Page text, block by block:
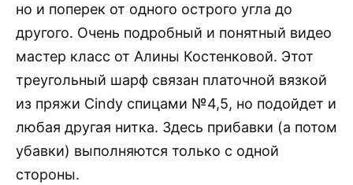
но и поперек от одного острого угла до
другого. Очень подробный и понятный видео
мастер класс от Алины Костенковой. Этот
треугольный шарф связан платочной вязкой
из пряжи Cindy спицами №4,5, но подойдет и
любая другая нитка. Здесь прибавки (а потом
убавки) выполняются только с одной
стороны.